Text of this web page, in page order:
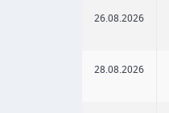
26.08.2026
28.08.2026